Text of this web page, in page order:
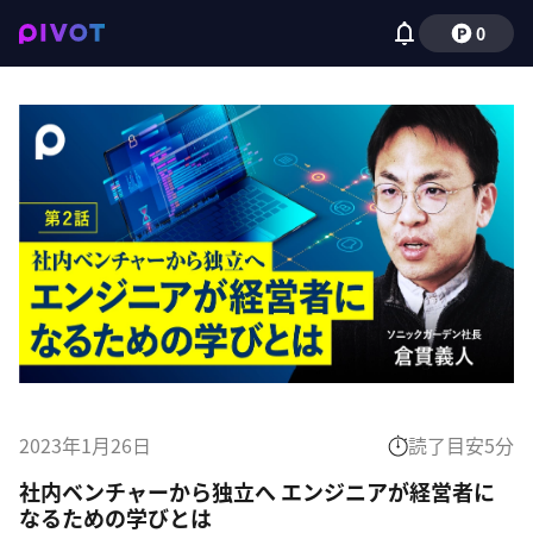
0
2023年1月26日 読了目安5分
社内ベンチャーから独立へ エンジニアが経営者に
なるための学びとは